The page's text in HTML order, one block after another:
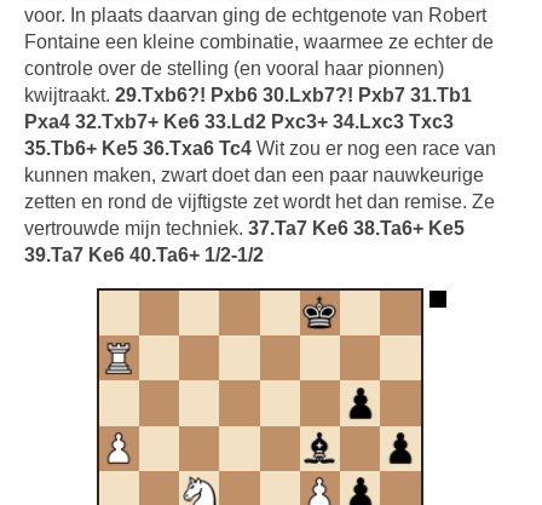
voor. In plaats daarvan ging de echtgenote van Robert
Fontaine een kleine combinatie, waarmee ze echter de
controle over de stelling (en vooral haar pionnen)
kwijtraakt. 29.Txb6?! Pxb6 30.Lxb7?! Pxb7 31.Tb1
Pxa4 32.Txb7+ Ke6 33.Ld2 Pxc3+ 34.Lxc3 Txc3
35.Tb6+ Ke5 36.Txa6 Tc4 Wit zou er nog een race van
kunnen maken, zwart doet dan een paar nauwkeurige
zetten en rond de vijftigste zet wordt het dan remise. Ze
vertrouwde mijn techniek. 37.Ta7 Ke6 38.Ta6+ Ke5
39.Ta7 Ke6 40.Ta6+ 1/2-1/2